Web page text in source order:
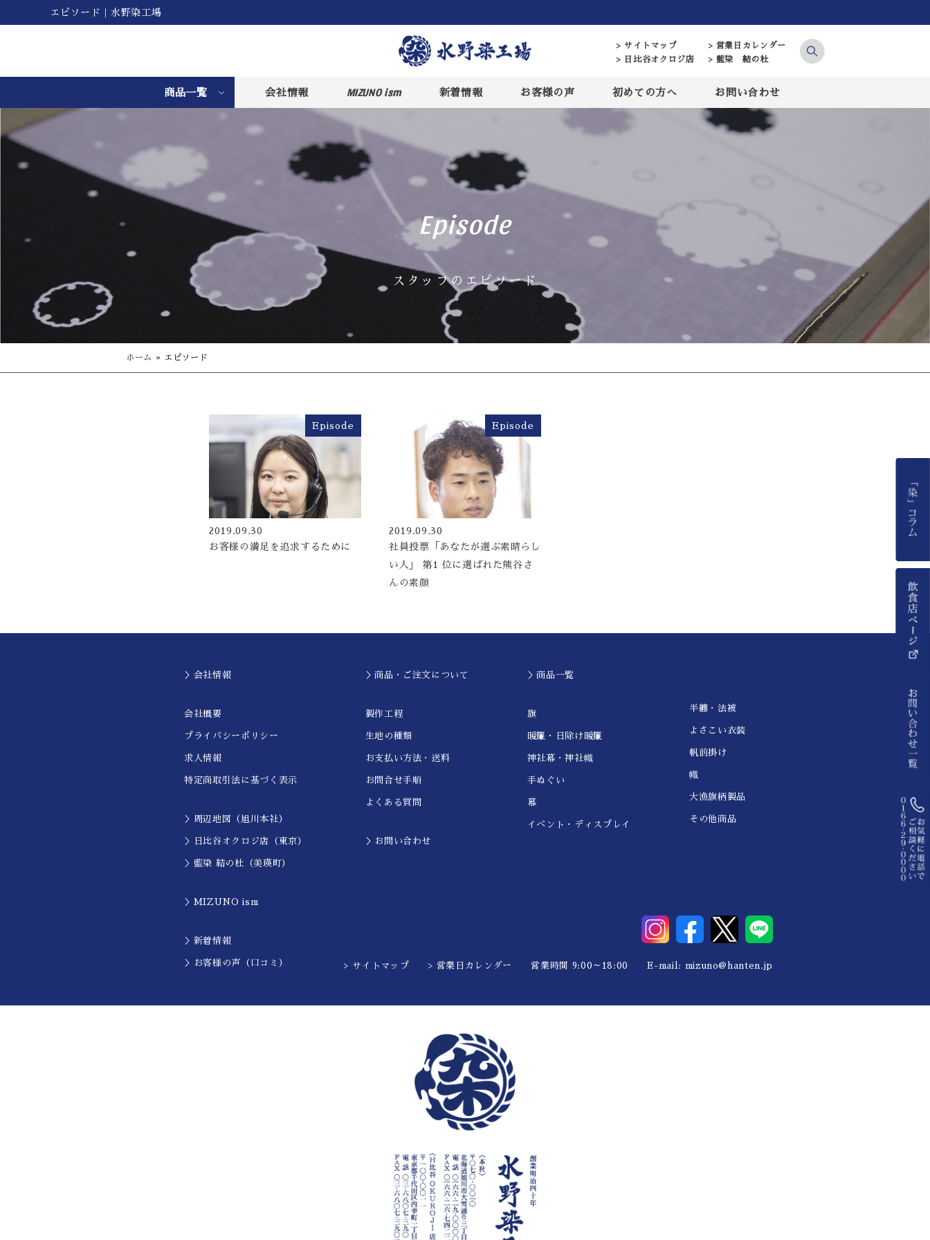
エピソード｜水野染工場
> サイトマップ
> 営業日カレンダー
> 日比谷オクロジ店
> 藍染 結の杜
商品一覧 会社情報 MIZUNO ism 新着情報 お客様の声 初めての方へ お問い合わせ
Episode
スタッフのエピソード
ホーム » エピソード
Episode
2019.09.30
お客様の満足を追求するために
Episode
2019.09.30
社員投票「あなたが選ぶ素晴らし
い人」 第1 位に選ばれた熊谷さ
んの素顔
＞会社情報
会社概要
プライバシーポリシー
求人情報
特定商取引法に基づく表示
＞周辺地図（旭川本社）
＞日比谷オクロジ店（東京）
＞藍染 結の杜（美瑛町）
＞MIZUNO ism
＞新着情報
＞お客様の声（口コミ）
＞商品・ご注文について
製作工程
生地の種類
お支払い方法・送料
お問合せ手順
よくある質問
＞お問い合わせ
＞商品一覧
旗
暖簾・日除け暖簾
神社幕・神社幟
手ぬぐい
幕
イベント・ディスプレイ
半纏・法被
よさこい衣装
帆前掛け
幟
大漁旗柄製品
その他商品
> サイトマップ > 営業日カレンダー 営業時間 9:00～18:00 E-mail: mizuno@hanten.jp